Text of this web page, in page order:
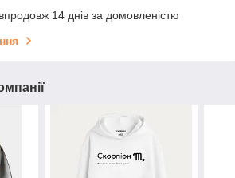
14 днів за домовленістю